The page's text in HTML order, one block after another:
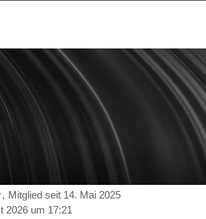
Mitglied seit 14. Mai 2025
2026 um 17:21